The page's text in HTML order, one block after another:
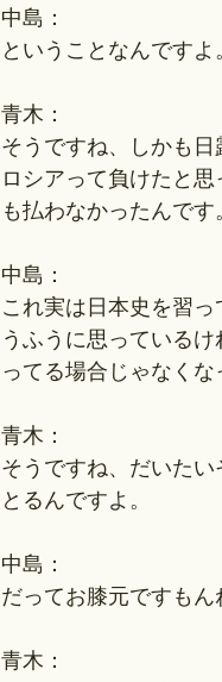
中島：
ということなんです
青木：
そうですね、しかも
ロシアって負けたと
も払わなかったんです。
中島：
これ実は日本史を習
うふうに思っている
ってる場合じゃなくな
青木：
そうですね、だいた
とるんですよ。
中島：
だってお膝元ですもん
青木：